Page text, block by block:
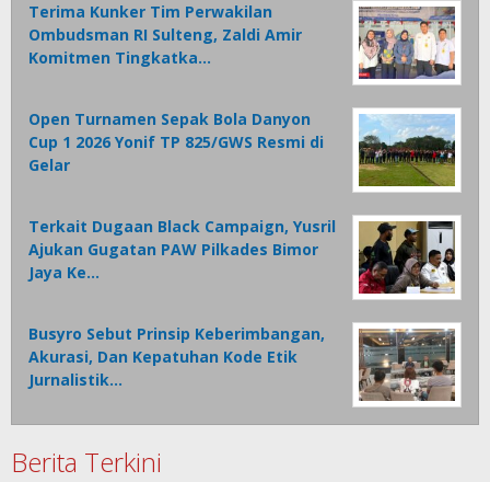
Terima Kunker Tim Perwakilan
Ombudsman RI Sulteng, Zaldi Amir
Komitmen Tingkatka…
Open Turnamen Sepak Bola Danyon
Cup 1 2026 Yonif TP 825/GWS Resmi di
Gelar
Terkait Dugaan Black Campaign, Yusril
Ajukan Gugatan PAW Pilkades Bimor
Jaya Ke…
Busyro Sebut Prinsip Keberimbangan,
Akurasi, Dan Kepatuhan Kode Etik
Jurnalistik…
Berita Terkini